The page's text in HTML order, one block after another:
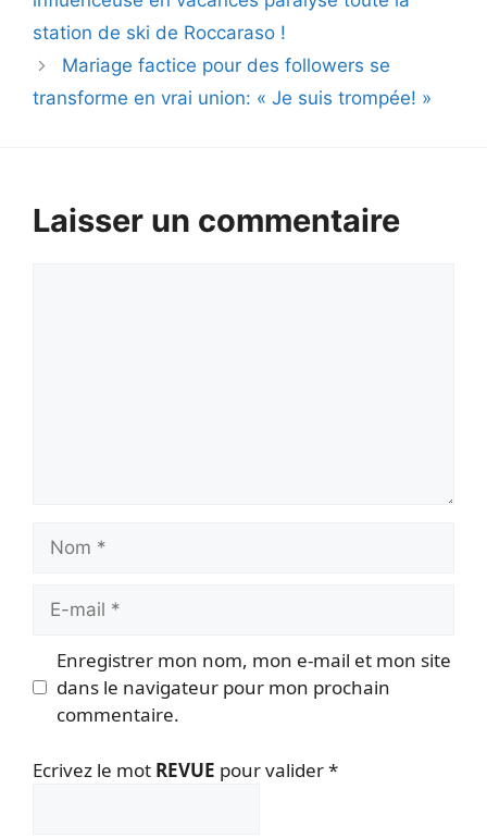
station de ski de Roccaraso !
Mariage factice pour des followers se
transforme en vrai union: « Je suis trompée! »
Laisser un commentaire
Nom
Enregistrer mon nom, mon e-mail et mon site
dans le navigateur pour mon prochain
commentaire.
Ecrivez le mot REVUE pour valider*